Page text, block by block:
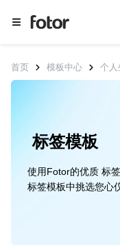
首页 模板中心 个人
标签模板
使用Fotor的优质 标
标签模板中挑选您心